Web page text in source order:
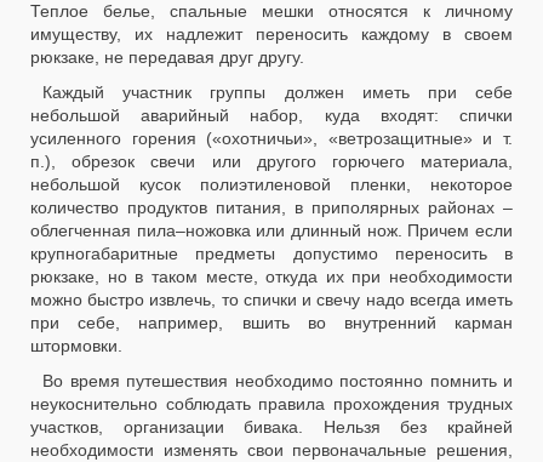
Теплое белье, спальные мешки относятся к личному
имуществу, их надлежит переносить каждому в своем
рюкзаке, не передавая друг другу.
Каждый участник группы должен иметь при себе
небольшой аварийный набор, куда входят: спички
усиленного горения («охотничьи», «ветрозащитные» и т.
п.), обрезок свечи или другого горючего материала,
небольшой кусок полиэтиленовой пленки, некоторое
количество продуктов питания, в приполярных районах –
облегченная пила–ножовка или длинный нож. Причем если
крупногабаритные предметы допустимо переносить в
рюкзаке, но в таком месте, откуда их при необходимости
можно быстро извлечь, то спички и свечу надо всегда иметь
при себе, например, вшить во внутренний карман
штормовки.
Во время путешествия необходимо постоянно помнить и
неукоснительно соблюдать правила прохождения трудных
участков, организации бивака. Нельзя без крайней
необходимости изменять свои первоначальные решения,